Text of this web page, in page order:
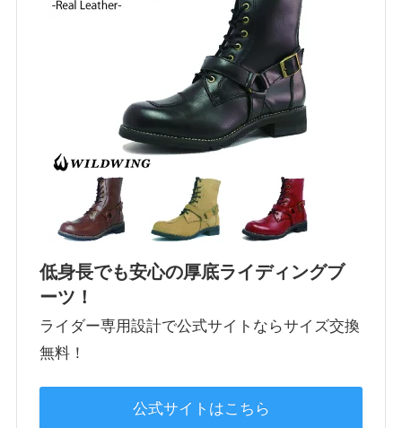
低身長でも安心の厚底ライディングブ
ーツ！
ライダー専用設計で公式サイトならサイズ交換
無料！
公式サイトはこちら